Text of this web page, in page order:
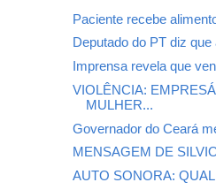
Paciente recebe
Deputado do PT diz
Imprensa revela que
VIOLÊNCIA:
MULHER...
Governador do Ceará
MENSAGEM DE
AUTO SONORA: